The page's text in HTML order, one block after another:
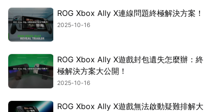
ROG Xbox Ally X連線問題終極解決方案！
2025-10-16
ROG Xbox Ally X遊戲封包遺失怎麼辦：終
極解決方案大公開！
2025-10-16
ROG Xbox Ally X遊戲無法啟動疑難排解大